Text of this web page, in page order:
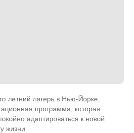
лагерь в Нью-Йорке,
программа, которая
адаптироваться к новой
жизни